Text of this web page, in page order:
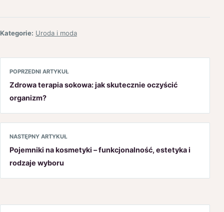
Kategorie: Uroda i moda
POPRZEDNI ARTYKUŁ
Zdrowa terapia sokowa: jak skutecznie oczyścić
organizm?
NASTĘPNY ARTYKUŁ
Pojemniki na kosmetyki – funkcjonalność, estetyka i
rodzaje wyboru